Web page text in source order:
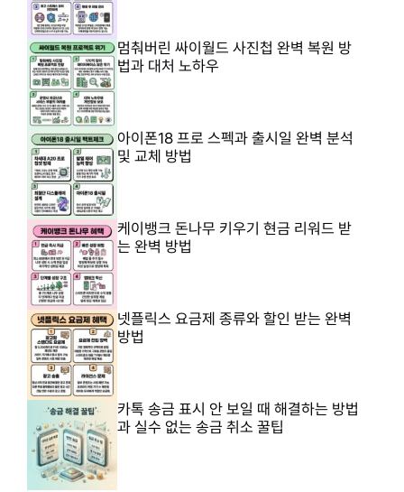
멈춰버린 싸이월드 사진첩 완벽 복원 방
법과 대처 노하우
아이폰18 프로 스펙과 출시일 완벽 분석
및 교체 방법
케이뱅크 돈나무 키우기 현금 리워드 받
는 완벽 방법
넷플릭스 요금제 종류와 할인 받는 완벽
방법
카톡 송금 표시 안 보일 때 해결하는 방법
과 실수 없는 송금 취소 꿀팁